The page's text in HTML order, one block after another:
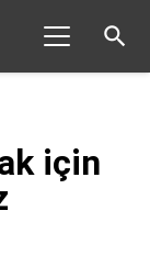
search
için